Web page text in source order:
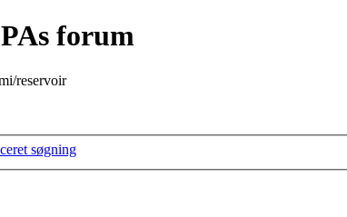
forum
reservoir
søgning